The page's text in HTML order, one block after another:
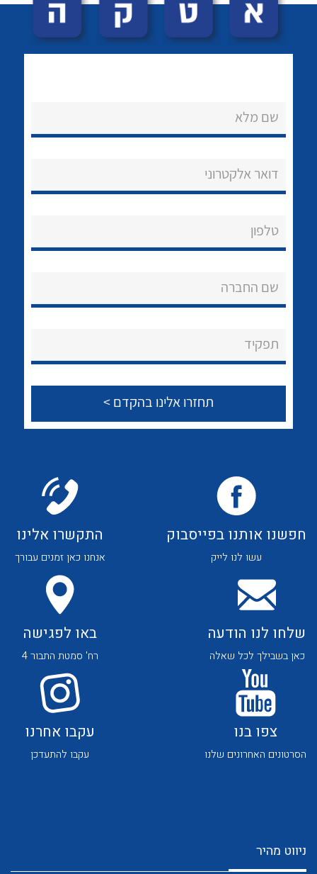
הצוות שלנו
צור קשר
לכל מוצרי היצרן לכל מוצרי היצרן
לכל מוצרי היצרן לכל מוצרי היצרן
שם מלא
דואר אלקטרוני
טלפון
שם החברה
תפקיד
חפשנו אותנו בפייסבוק
עשו לנו לייק
התקשרו אלינו
אנחנו כאן זמנים עבורך
שלחו לנו הודעה
כאן בשבילך לכל שאלה
באו לפגישה
רח' סמטת התבור 4
צפו בנו
הסרטונים האחרונים שלנו
עקבו אחרנו
עקבו להתעדכן
ניווט מהיר